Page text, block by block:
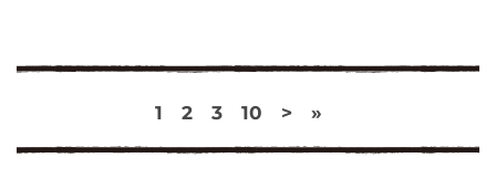
1 2 3 10 > »